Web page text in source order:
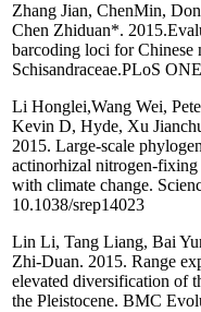
Zhang Jian, ChenMin,
Chen Zhiduan*.
barcoding loci for Chinese
Schisandraceae.PLoS
Li Honglei,Wang Wei,
Kevin D, Hyde, Xu
2015. Large-scale
actinorhizal nitrogen-fixing
with climate change.
10.1038/srep14023
Lin Li, Tang Liang, Bai
Zhi-Duan. 2015. Range
elevated diversification of
the Pleistocene. BMC